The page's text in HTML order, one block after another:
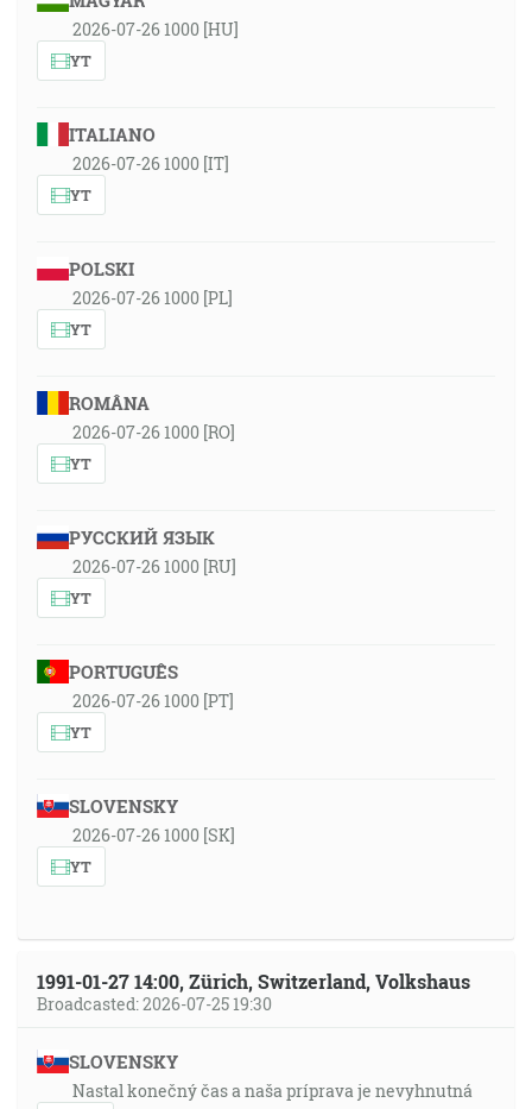
2026-07-26 1000 [HU]
YT
ITALIANO
2026-07-26 1000 [IT]
YT
POLSKI
2026-07-26 1000 [PL]
YT
ROMÂNA
2026-07-26 1000 [RO]
YT
РУССКИЙ ЯЗЫК
2026-07-26 1000 [RU]
YT
PORTUGUÊS
2026-07-26 1000 [PT]
YT
SLOVENSKY
2026-07-26 1000 [SK]
YT
1991-01-27 14:00, Zürich, Switzerland, Volkshaus
Broadcasted: 2026-07-25 19:30
SLOVENSKY
Nastal konečný čas a naša príprava je nevyhnutná